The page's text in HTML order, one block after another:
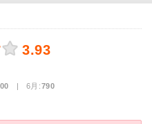
3.93
| 6月:790